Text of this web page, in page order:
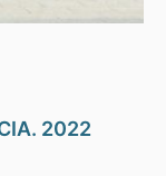
2022